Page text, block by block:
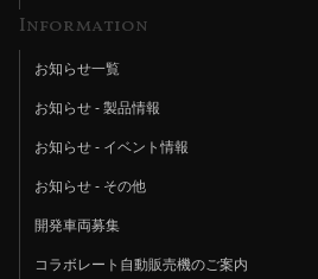
Information
お知らせ一覧
お知らせ - 製品情報
お知らせ - イベント情報
お知らせ - その他
開発車両募集
コラボレート自動販売機のご案内